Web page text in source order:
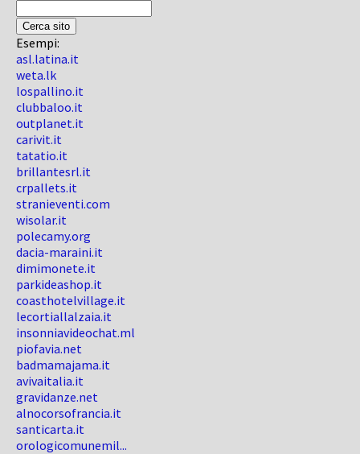
Esempi:
asl.latina.it
weta.lk
lospallino.it
clubbaloo.it
outplanet.it
carivit.it
tatatio.it
brillantesrl.it
crpallets.it
stranieventi.com
wisolar.it
polecamy.org
dacia-maraini.it
dimimonete.it
parkideashop.it
coasthotelvillage.it
lecortiallalzaia.it
insonniavideochat.ml
piofavia.net
badmamajama.it
avivaitalia.it
gravidanze.net
alnocorsofrancia.it
santicarta.it
orologicomunemil...